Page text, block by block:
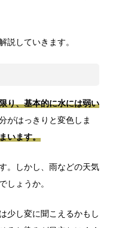
説していきます。
り、基本的に水には弱い
がはっきりと変色しま
います。
。しかし、雨などの天気
しょうか。
少し変に聞こえるかもし